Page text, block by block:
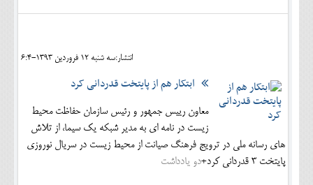
انتشار:سه شنبه 12 فروردين 1393-6:4
ابتکار هم از پایتخت قدردانی کرد
معاون رییس جمهور و رئیس سازمان حفاظت محیط
زیست در نامه ای به مدیر شبکه یک سیما، از تلاش
های رسانه ملی در ترویج فرهنگ صیانت از محیط زیست در سریال نوروزی
پایتخت 3 قدردانی کرد+
دو یادداشت